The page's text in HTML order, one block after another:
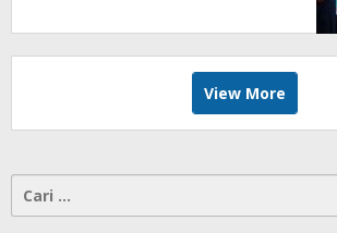
View More
Cari
untuk: